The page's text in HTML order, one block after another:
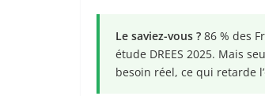
Le saviez-vous ? 86 % des
étude DREES 2025. Mais
besoin réel, ce qui retarde